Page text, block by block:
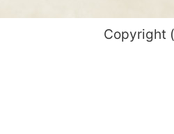
Copyright